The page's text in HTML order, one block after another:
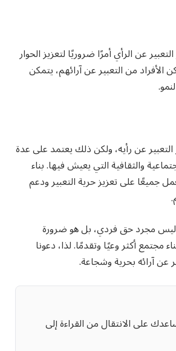
عن الرأي أمرًا ضروريًا لتعزيز الحوار
الأفراد من التعبير عن آرائهم، يتمكن
التعبير عن رأيه، ولكن ذلك يعتمد على عدة
والثقافية التي يعيش فيها. بناء
جميعًا على تعزيز حرية التعبير ودعم
ليس مجرد حق فردي، بل هو ضرورة
مجتمع أكثر وعيًا وتقدمًا. لذا، دعونا
عن آرائه بحرية وشجاعة.
على الانتقال من القراءة إلى